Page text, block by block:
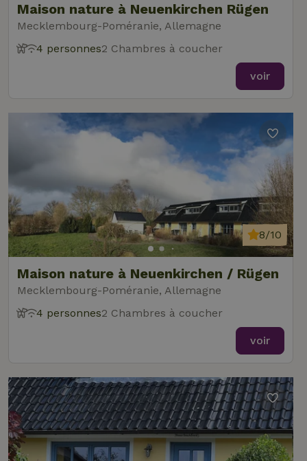
Maison nature à Neuenkirchen Rügen
Mecklembourg-Poméranie, Allemagne
4 personnes2 Chambres à coucher
voir
Maison nature à Neuenkirchen / Rügen
Mecklembourg-Poméranie, Allemagne
8/10
4 personnes2 Chambres à coucher
voir